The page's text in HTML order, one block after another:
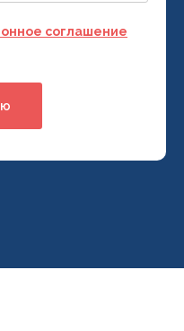
соглашение